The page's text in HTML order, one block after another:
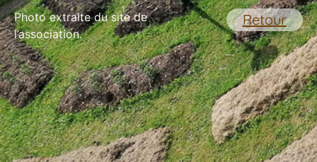
Photo extraite du site de
l’association.
Retour